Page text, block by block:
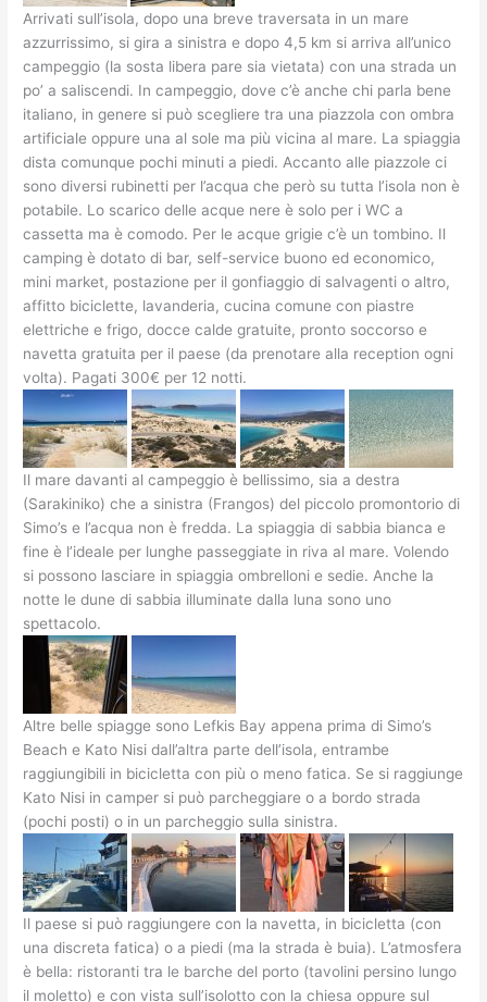
Arrivati sull’isola, dopo una breve traversata in un mare
azzurrissimo, si gira a sinistra e dopo 4,5 km si arriva all’unico
campeggio (la sosta libera pare sia vietata) con una strada un
po’ a saliscendi. In campeggio, dove c’è anche chi parla bene
italiano, in genere si può scegliere tra una piazzola con ombra
artificiale oppure una al sole ma più vicina al mare. La spiaggia
dista comunque pochi minuti a piedi. Accanto alle piazzole ci
sono diversi rubinetti per l’acqua che però su tutta l’isola non è
potabile. Lo scarico delle acque nere è solo per i WC a
cassetta ma è comodo. Per le acque grigie c’è un tombino. Il
camping è dotato di bar, self-service buono ed economico,
mini market, postazione per il gonfiaggio di salvagenti o altro,
affitto biciclette, lavanderia, cucina comune con piastre
elettriche e frigo, docce calde gratuite, pronto soccorso e
navetta gratuita per il paese (da prenotare alla reception ogni
volta). Pagati 300€ per 12 notti.
Il mare davanti al campeggio è bellissimo, sia a destra
(Sarakiniko) che a sinistra (Frangos) del piccolo promontorio di
Simo’s e l’acqua non è fredda. La spiaggia di sabbia bianca e
fine è l’ideale per lunghe passeggiate in riva al mare. Volendo
si possono lasciare in spiaggia ombrelloni e sedie. Anche la
notte le dune di sabbia illuminate dalla luna sono uno
spettacolo.
Altre belle spiagge sono Lefkis Bay appena prima di Simo’s
Beach e Kato Nisi dall’altra parte dell’isola, entrambe
raggiungibili in bicicletta con più o meno fatica. Se si raggiunge
Kato Nisi in camper si può parcheggiare o a bordo strada
(pochi posti) o in un parcheggio sulla sinistra.
Il paese si può raggiungere con la navetta, in bicicletta (con
una discreta fatica) o a piedi (ma la strada è buia). L’atmosfera
è bella: ristoranti tra le barche del porto (tavolini persino lungo
il moletto) e con vista sull’isolotto con la chiesa oppure sul